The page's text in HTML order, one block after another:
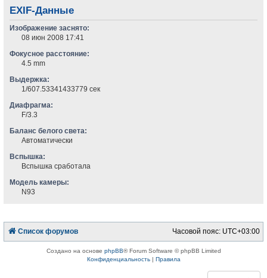
EXIF-Данные
Изображение заснято:
08 июн 2008 17:41
Фокусное расстояние:
4.5 mm
Выдержка:
1/607.53341433779 сек
Диафрагма:
F/3.3
Баланс белого света:
Автоматически
Вспышка:
Вспышка сработала
Модель камеры:
N93
Список форумов Часовой пояс: UTC+03:00
Создано на основе phpBB® Forum Software © phpBB Limited
Конфиденциальность| Правила